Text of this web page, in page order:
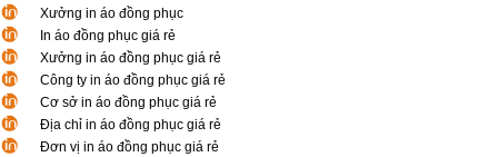
Xưởng in áo đồng phục
In áo đồng phục giá rẻ
Xưởng in áo đồng phục giá rẻ
Công ty in áo đồng phục giá rẻ
Cơ sở in áo đồng phục giá rẻ
Địa chỉ in áo đồng phục giá rẻ
Đơn vị in áo đồng phục giá rẻ